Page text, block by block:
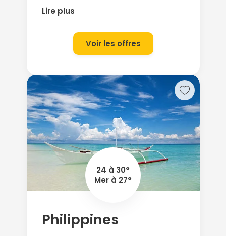
comme un continent, l’Inde ce sont
des paysages variés de toute
beauté : des sommets gelés de
l’Himalaya à la verdure tropicale de
la région de Kerala qui possède les
en passant par les étendues de
plantations de thés et le désert du
Thar. A ces paysages s’ajoutent une
architecture exceptionnelle avec la
somptuosité des villes impériales du
Rajasthan, des palais de maharajas,
des temples et mausolées. Se
perdre dans l’effervescence des
villes, lors des processions des fêtes
traditionnelles, explorer le labyrinthe
la montagne sur les hauts plateaux
Lire plus
Voir les offres
24 à 30°
Mer à 27°
Philippines